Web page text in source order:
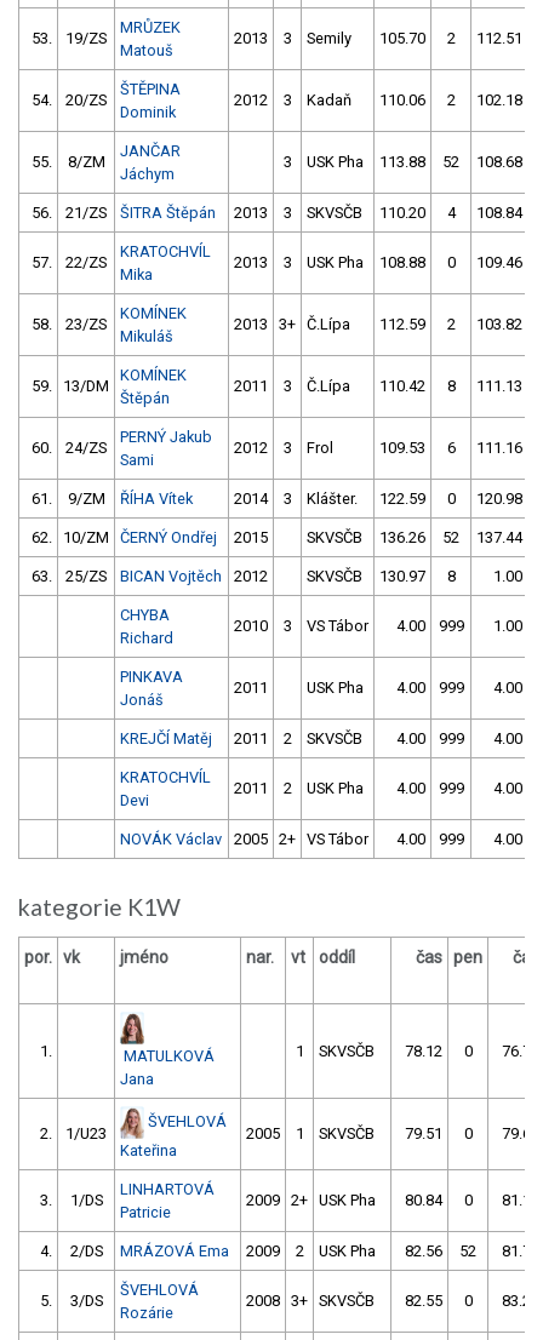
53. 19/ZS
MRŮZEK
Matouš
2013 3 Semily 105.70 2 112.51
54. 20/ZS
ŠTĚPINA
Dominik
2012 3 Kadaň 110.06 2 102.18
55. 8/ZM
JANČAR
Jáchym
3 USK Pha 113.88 52 108.68
56. 21/ZS ŠITRA Štěpán 2013 3 SKVSČB 110.20 4 108.84
57. 22/ZS
KRATOCHVÍL
Mika
2013 3 USK Pha 108.88 0 109.46
58. 23/ZS
KOMÍNEK
Mikuláš
2013 3+ Č.Lípa 112.59 2 103.82
59. 13/DM
KOMÍNEK
Štěpán
2011 3 Č.Lípa 110.42 8 111.13
60. 24/ZS
PERNÝ Jakub
Sami
2012 3 Frol 109.53 6 111.16
61. 9/ZM ŘÍHA Vítek 2014 3 Klášter. 122.59 0 120.98
62. 10/ZM ČERNÝ Ondřej 2015 SKVSČB 136.26 52 137.44
63. 25/ZS BICAN Vojtěch 2012 SKVSČB 130.97 8 1.00
CHYBA
Richard
2010 3 VS Tábor 4.00 999 1.00
PINKAVA
Jonáš
2011 USK Pha 4.00 999 4.00
KREJČÍ Matěj 2011 2 SKVSČB 4.00 999 4.00
KRATOCHVÍL
Devi
2011 2 USK Pha 4.00 999 4.00
NOVÁK Václav 2005 2+ VS Tábor 4.00 999 4.00
kategorie K1W
por. vk jméno nar. vt oddíl čas pen čas
1.
MATULKOVÁ
Jana
1 SKVSČB 78.12 0 76.75
2. 1/U23
ŠVEHLOVÁ
Kateřina
2005 1 SKVSČB 79.51 0 79.63
3. 1/DS
LINHARTOVÁ
Patricie
2009 2+ USK Pha 80.84 0 81.17
4. 2/DS MRÁZOVÁ Ema 2009 2 USK Pha 82.56 52 81.74
5. 3/DS
ŠVEHLOVÁ
Rozárie
2008 3+ SKVSČB 82.55 0 83.22